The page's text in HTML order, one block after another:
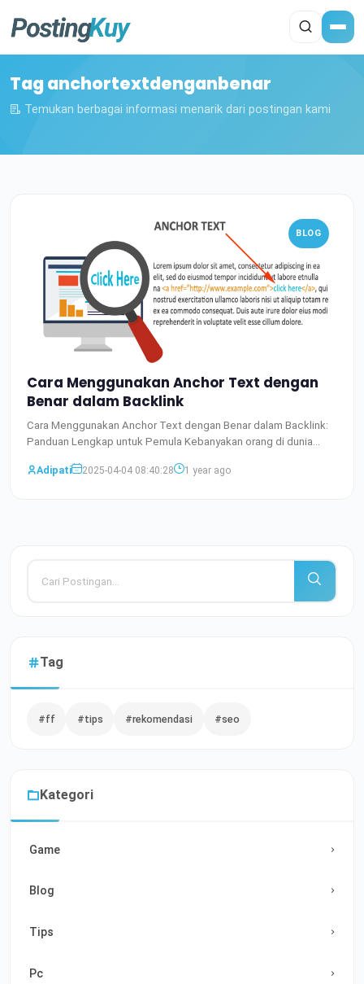
Tag anchortextdenganbenar
Temukan berbagai informasi menarik dari postingan kami
BLOG
Cara Menggunakan Anchor Text dengan
Benar dalam Backlink
Cara Menggunakan Anchor Text dengan Benar dalam Backlink:
Panduan Lengkap untuk Pemula Kebanyakan orang di dunia
Adipati
2025-04-04 08:40:28 1 year ago
Tag
#ff #tips #rekomendasi #seo
Kategori
Game
Blog
Tips
Pc